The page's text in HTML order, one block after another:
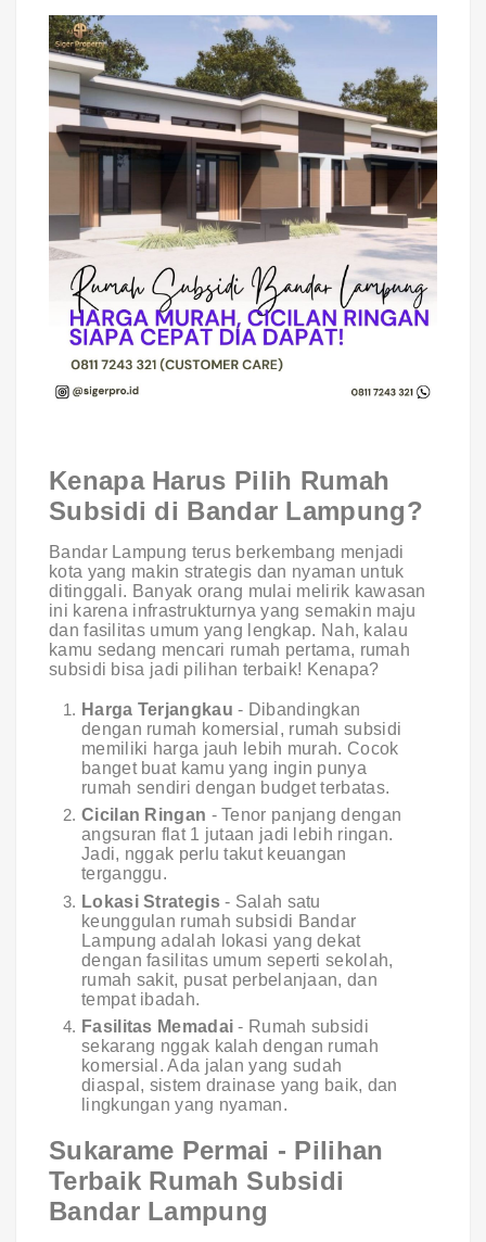
Kenapa Harus Pilih Rumah
Subsidi di Bandar Lampung?
Bandar Lampung terus berkembang menjadi
kota yang makin strategis dan nyaman untuk
ditinggali. Banyak orang mulai melirik kawasan
ini karena infrastrukturnya yang semakin maju
dan fasilitas umum yang lengkap. Nah, kalau
kamu sedang mencari rumah pertama, rumah
subsidi bisa jadi pilihan terbaik! Kenapa?
Harga Terjangkau - Dibandingkan
dengan rumah komersial, rumah subsidi
memiliki harga jauh lebih murah. Cocok
banget buat kamu yang ingin punya
rumah sendiri dengan budget terbatas.
Cicilan Ringan - Tenor panjang dengan
angsuran flat 1 jutaan jadi lebih ringan.
Jadi, nggak perlu takut keuangan
terganggu.
Lokasi Strategis- Salah satu
keunggulan rumah subsidi Bandar
Lampung adalah lokasi yang dekat
dengan fasilitas umum seperti sekolah,
rumah sakit, pusat perbelanjaan, dan
tempat ibadah.
Fasilitas Memadai - Rumah subsidi
sekarang nggak kalah dengan rumah
komersial. Ada jalan yang sudah
diaspal, sistem drainase yang baik, dan
lingkungan yang nyaman.
Sukarame Permai - Pilihan
Terbaik Rumah Subsidi
Bandar Lampung